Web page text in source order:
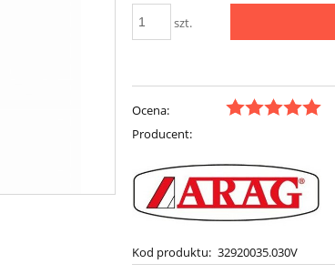
szt.
Ocena:
Producent:
Kod produktu: 32920035.030V